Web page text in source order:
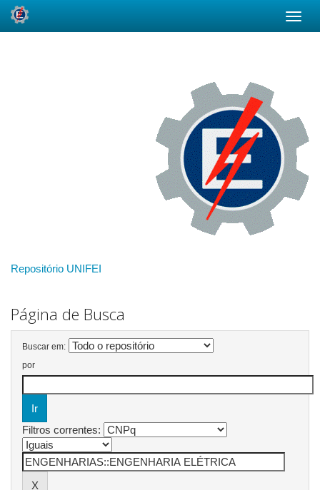
Repositório UNIFEI
Página de Busca
Buscar em:
por
Filtros correntes: